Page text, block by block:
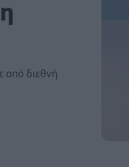
από διεθνή